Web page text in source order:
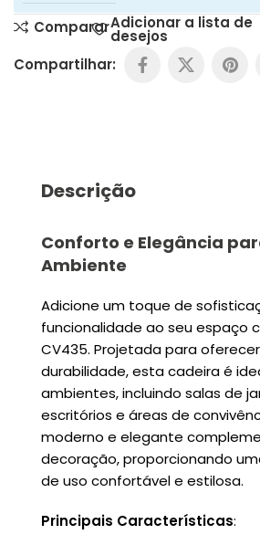
CompararAdicionar a lista de
desejos
Compartilhar:
Descrição
Conforto e Elegância
Ambiente
Adicione um toque de
funcionalidade ao seu espaço
CV435. Projetada para
durabilidade, esta cadeira é
ambientes, incluindo salas de
escritórios e áreas de
moderno e elegante
decoração, proporcionando
de uso confortável e estilosa.
Principais Características: